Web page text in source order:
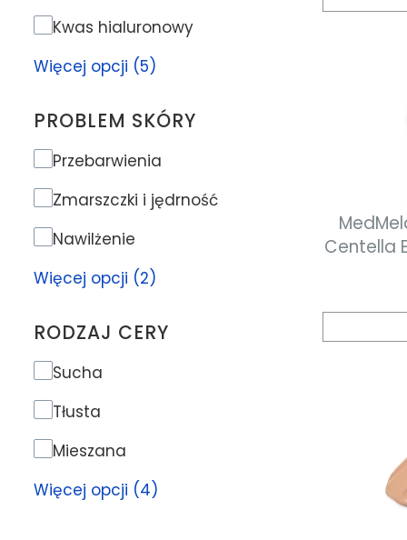
Kwas hialuronowy
Więcej opcji (5)
PROBLEM SKÓRY
Problem skóry
Przebarwienia
Zmarszczki i jędrność
Nawilżenie
Więcej opcji (2)
RODZAJ CERY
Rodzaj cery
Sucha
Tłusta
Mieszana
Więcej opcji (4)
Centella